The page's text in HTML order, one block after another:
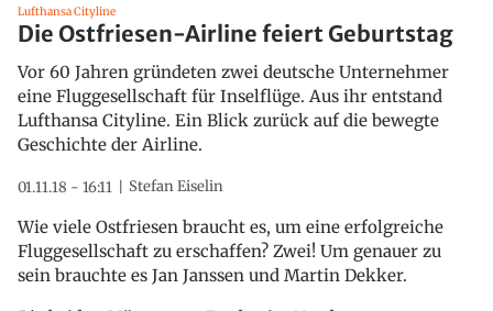
Lufthansa Cityline
Die Ostfriesen-Airline feiert Geburtstag
Vor 60 Jahren gründeten zwei deutsche Unternehmer
eine Fluggesellschaft für Inselflüge. Aus ihr entstand
Lufthansa Cityline. Ein Blick zurück auf die bewegte
Geschichte der Airline.
01.11.18 - 16:11 Stefan Eiselin
Wie viele Ostfriesen braucht es, um eine erfolgreiche
Fluggesellschaft zu erschaffen? Zwei! Um genauer zu
sein brauchte es Jan Janssen und Martin Dekker.